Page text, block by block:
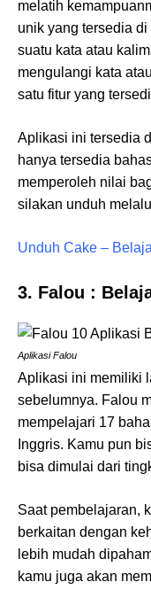
melatih
unik yang tersedia
suatu kata atau
mengulangi kata
satu fitur yang
Aplikasi ini tersedia
hanya tersedia
memperoleh nilai
silakan unduh
Unduh Cake –
3. Falou :
Aplikasi Falou
Aplikasi ini memiliki
sebelumnya. Falou
mempelajari 17
Inggris. Kamu pun
bisa dimulai dari
Saat pembelajaran,
berkaitan dengan
lebih mudah
kamu juga akan